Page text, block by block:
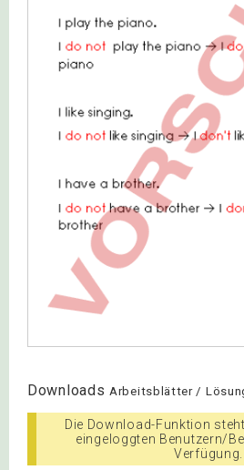
Downloads Arbeitsblätter /
Die Download-Funktion
eingeloggten Benutzern/
Verfügung.